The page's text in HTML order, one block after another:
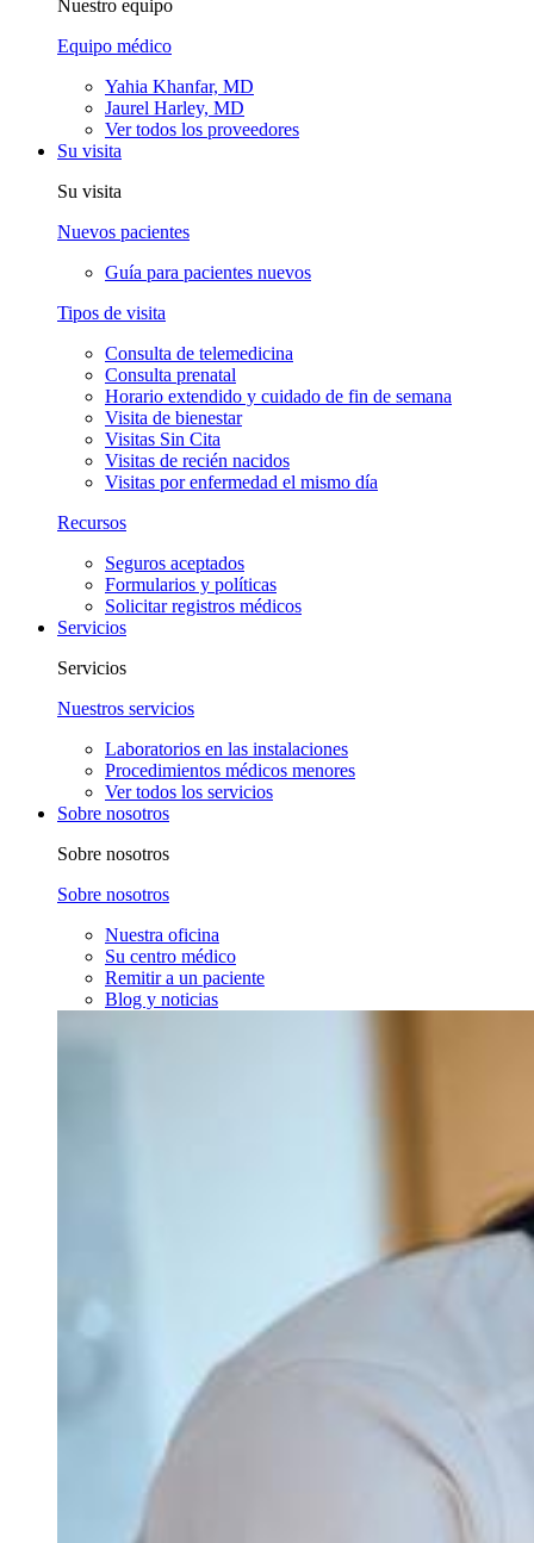
Nuestro equipo
Equipo médico
Yahia Khanfar, MD
Jaurel Harley, MD
Ver todos los proveedores
Su visita
Su visita
Nuevos pacientes
Guía para pacientes nuevos
Tipos de visita
Consulta de telemedicina
Consulta prenatal
Horario extendido y cuidado de fin de semana
Visita de bienestar
Visitas Sin Cita
Visitas de recién nacidos
Visitas por enfermedad el mismo día
Recursos
Seguros aceptados
Formularios y políticas
Solicitar registros médicos
Servicios
Servicios
Nuestros servicios
Laboratorios en las instalaciones
Procedimientos médicos menores
Ver todos los servicios
Sobre nosotros
Sobre nosotros
Sobre nosotros
Nuestra oficina
Su centro médico
Remitir a un paciente
Blog y noticias